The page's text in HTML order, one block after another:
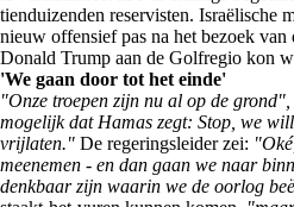
tienduizenden reservisten. Israëlische
nieuw offensief pas na het bezoek van
Donald Trump aan de Golfregio kon
'We gaan door tot het einde'
"Onze troepen zijn nu al op de grond",
mogelijk dat Hamas zegt: Stop, we
vrijlaten." De regeringsleider zei:
meenemen - en dan gaan we naar
denkbaar zijn waarin we de oorlog